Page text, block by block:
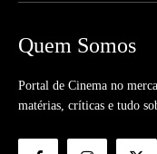
Quem Somos
Portal de Cinema no
matérias, críticas e tudo